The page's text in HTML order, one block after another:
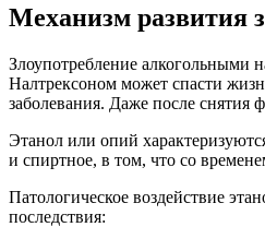
Механизм развития
Злоупотребление алкогольными
Налтрексоном может спасти
заболевания. Даже после снятия
Этанол или опий
и спиртное, в том, что со
Патологическое воздействие
последствия: